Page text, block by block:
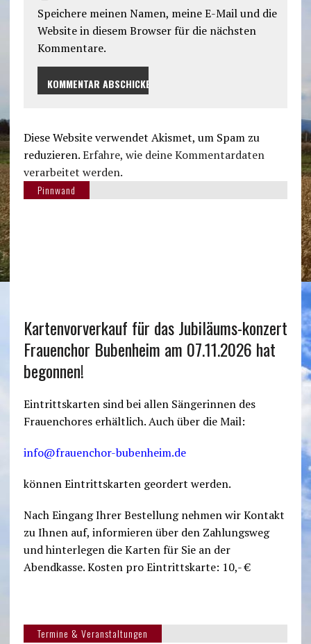
Speichere meinen Namen, meine E-Mail und die
Website in diesem Browser für die nächsten
Kommentare.
Diese Website verwendet Akismet, um Spam zu
reduzieren.Erfahre, wie deine Kommentardaten
verarbeitet werden.
Pinnwand
Kartenvorverkauf für das Jubiläums-konzert
Frauenchor Bubenheim am 07.11.2026 hat
begonnen!
Eintrittskarten sind bei allen Sängerinnen des
Frauenchores erhältlich. Auch über die Mail:
info@frauenchor-bubenheim.de
können Eintrittskarten geordert werden.
Nach Eingang Ihrer Bestellung nehmen wir Kontakt
zu Ihnen auf, informieren über den Zahlungsweg
und hinterlegen die Karten für Sie an der
Abendkasse. Kosten pro Eintrittskarte: 10,- €
Termine & Veranstaltungen